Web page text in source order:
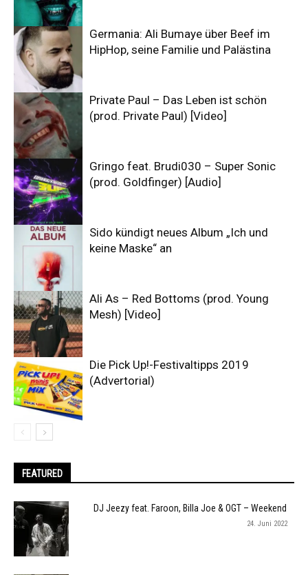
Germania: Ali Bumaye über Beef im
HipHop, seine Familie und Palästina
Private Paul – Das Leben ist schön
(prod. Private Paul) [Video]
Gringo feat. Brudi030 – Super Sonic
(prod. Goldfinger) [Audio]
Sido kündigt neues Album „Ich und
keine Maske“ an
Ali As – Red Bottoms (prod. Young
Mesh) [Video]
Die Pick Up!-Festivaltipps 2019
(Advertorial)
FEATURED
DJ Jeezy feat. Faroon, Billa Joe & OGT – Weekend
24. Juni 2022